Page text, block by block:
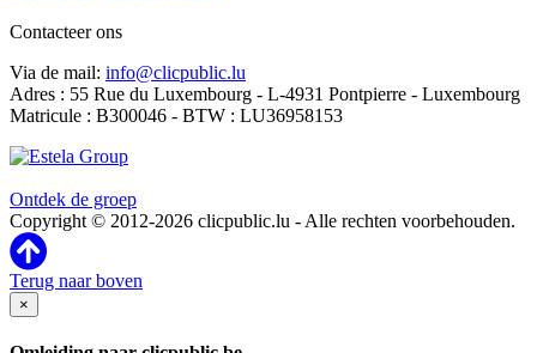
Contacteer ons
Via de mail: info@clicpublic.lu
Adres : 55 Rue du Luxembourg - L-4931 Pontpierre - Luxembourg
Matricule : B300046 - BTW : LU36958153
Ontdek de groep
Copyright © 2012-2026 clicpublic.lu - Alle rechten voorbehouden.
Terug naar boven
×